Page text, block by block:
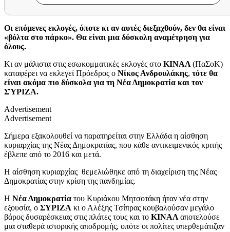
Οι επόμενες εκλογές, όποτε κι αν αυτές διεξαχθούν, δεν θα είναι
«βόλτα στο πάρκο». Θα είναι μια δύσκολη αναμέτρηση για
όλους.
Κι αν μάλιστα στις εσωκομματικές εκλογές στο ΚΙΝΑΛ (ΠαΣοΚ)
καταφέρει να εκλεγεί Πρόεδρος ο Νίκος Ανδρουλάκης, τότε θα
είναι ακόμα πιο δύσκολα για τη Νέα Δημοκρατία και τον
ΣΎΡΙΖΑ.
Advertisement
Advertisement
Σήμερα εξακολουθεί να παρατηρείται στην Ελλάδα η αίσθηση
κυριαρχίας της Νέας Δημοκρατίας, που κάθε αντικειμενικός κριτής
έβλεπε από το 2016 και μετά.
Η αίσθηση κυριαρχίας θεμελιώθηκε από τη διαχείριση της Νέας
Δημοκρατίας στην κρίση της πανδημίας.
Η Νέα Δημοκρατία του Κυριάκου Μητσοτάκη ήταν νέα στην
εξουσία, ο ΣΥΡΙΖΑ κι ο Αλέξης Τσίπρας κουβαλούσαν μεγάλο
βάρος δυσαρέσκειας στις πλάτες τους και το ΚΙΝΑΛ αποτελούσε
μια σταθερά ιστορικής αποδρομής, οπότε οι πολίτες υπερθεμάτιζαν